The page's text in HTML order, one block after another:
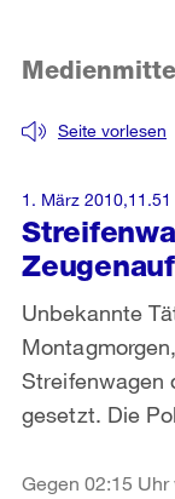
Seite vorlesen
Unbekannte
Streifenwagen
gesetzt. Die
1. März
Gegen 02:15